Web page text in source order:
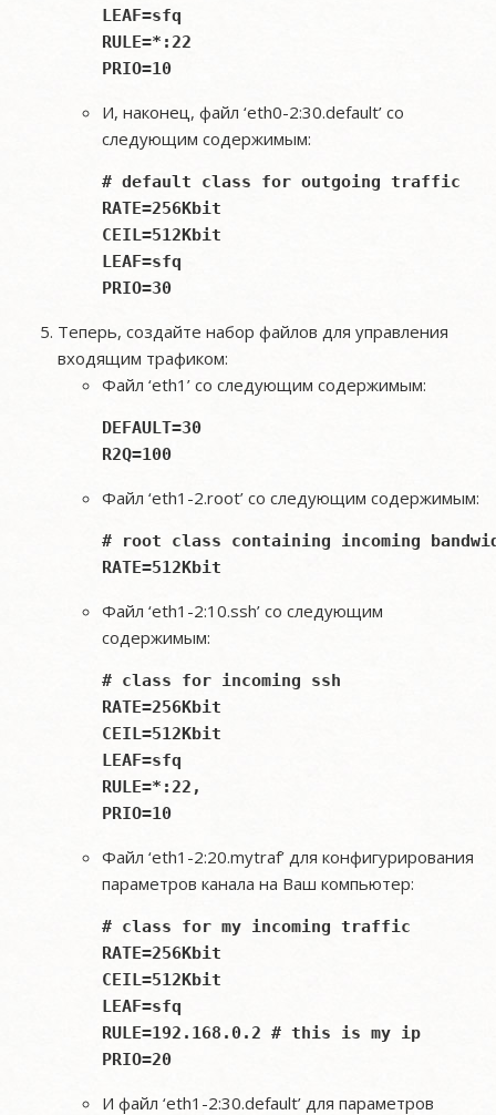
LEAF=sfq
RULE=*:22
И, наконец, файл ‘eth0-2:30.default’ со
следующим содержимым:
# default class for outgoing traffic
RATE=256Kbit
CEIL=512Kbit
LEAF=sfq
Теперь, создайте набор файлов для управления
входящим трафиком:
Файл ‘eth1’ со следующим содержимым:
DEFAULT=30
Файл ‘eth1-2.root’ со следующим содержимым:
# root class containing incoming
Файл ‘eth1-2:10.ssh’ со следующим
содержимым:
# class for incoming ssh
RATE=256Kbit
CEIL=512Kbit
LEAF=sfq
RULE=*:22,
Файл ‘eth1-2:20.mytraf’ для конфигурирования
параметров канала на Ваш компьютер:
# class for my incoming traffic
RATE=256Kbit
CEIL=512Kbit
LEAF=sfq
RULE=192.168.0.2 # this is my ip
И файл ‘eth1-2:30.default’ для параметров